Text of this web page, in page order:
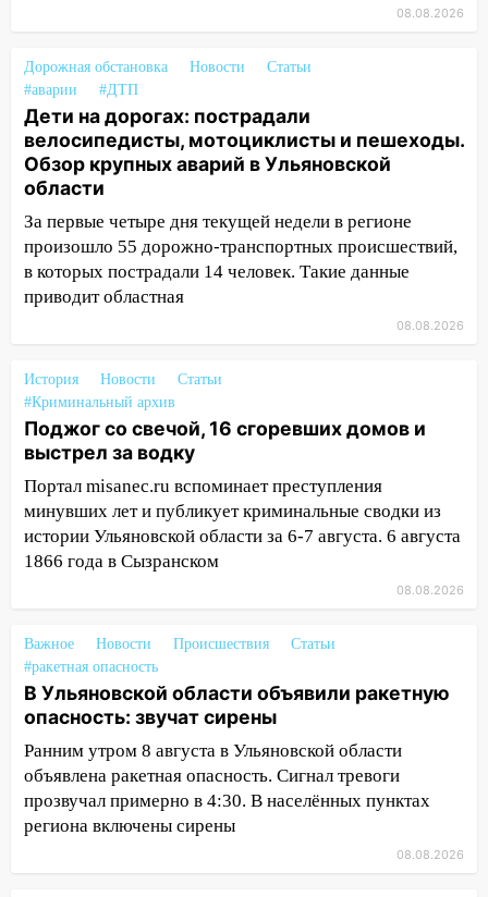
состоялось торжественное
мероприятие, приуроченное к
празднованию Дня сотрудника органов
следствия Российской Федерации
19:30 Ульяновцев приглашают
на фестивале «ФормАРТ»
18:11 Ульяновская область стала
пилотным регионом проекта
областной больницы поступили шесть
новых аппаратов ИВЛ
16:51 В Чердаклинском районе
ремонтируют дороги, ставят остановки
и проводят новое освещение
16:35 В Ульяновске установили ещё
девять бункеров для крупногабаритного
матч «Волги» под открытым небом
16:12 В Ульяновском госуниверситете
разработают отечественный прибор для
цифровой ПЦР
15:47 Ульяновцы могут вернуть деньги
за абонементы закрывшегося фитнес-
клуба «Рекорд-Fitness»
08.08.2026
Дорожная обстановка Новости
Статьи
#аварии
#ДТП
Дети на дорогах: пострадали
велосипедисты, мотоциклисты и пешеходы.
Обзор крупных аварий в Ульяновской
области
За первые четыре дня текущей недели в регионе
произошло 55 дорожно-транспортных происшествий,
в которых пострадали 14 человек. Такие данные
приводит областная
08.08.2026
История Новости
Статьи
#Криминальный архив
Поджог со свечой, 16 сгоревших домов и
выстрел за водку
Портал misanec.ru вспоминает преступления
минувших лет и публикует криминальные сводки из
истории Ульяновской области за 6-7 августа. 6 августа
1866 года в Сызранском
08.08.2026
Важное Новости Происшествия
Статьи
#ракетная опасность
В Ульяновской области объявили ракетную
опасность: звучат сирены
Ранним утром 8 августа в Ульяновской области
объявлена ракетная опасность. Сигнал тревоги
прозвучал примерно в 4:30. В населённых пунктах
региона включены сирены
08.08.2026